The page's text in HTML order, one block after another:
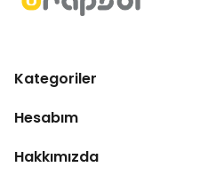
Kategoriler
Hesabım
Hakkımızda